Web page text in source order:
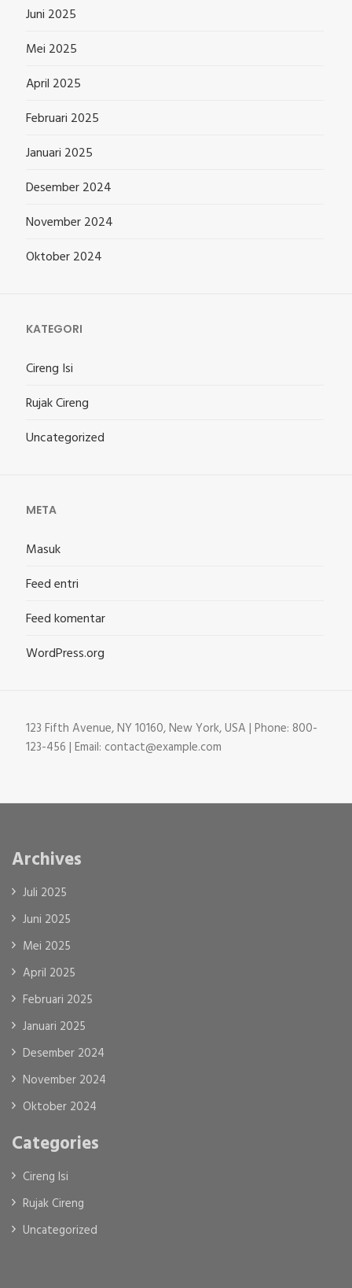
Juni 2025
Mei 2025
April 2025
Februari 2025
Januari 2025
Desember 2024
November 2024
Oktober 2024
KATEGORI
Cireng Isi
Rujak Cireng
Uncategorized
META
Masuk
Feed entri
Feed komentar
WordPress.org
123 Fifth Avenue, NY 10160, New York, USA | Phone: 800-
123-456 | Email: contact@example.com
Archives
Juli 2025
Juni 2025
Mei 2025
April 2025
Februari 2025
Januari 2025
Desember 2024
November 2024
Oktober 2024
Categories
Cireng Isi
Rujak Cireng
Uncategorized